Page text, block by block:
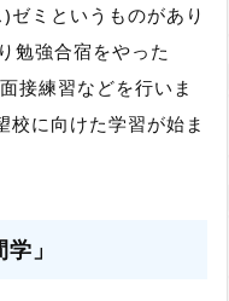
ゼミというものがあり
勉強合宿をやった
接練習などを行いま
校に向けた学習が始ま
」